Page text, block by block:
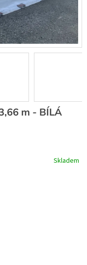
m - BÍLÁ
Skladem